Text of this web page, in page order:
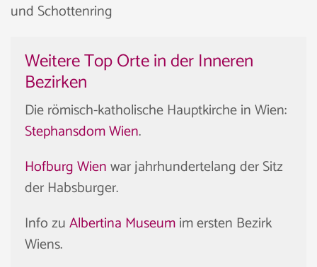
und Schottenring
Weitere Top Orte in der Inneren
Bezirken
Die römisch-katholische Hauptkirche in Wien:
Stephansdom Wien.
Hofburg Wienwar jahrhundertelang der Sitz
der Habsburger.
Info zuAlbertina Museumim ersten Bezirk
Wiens.